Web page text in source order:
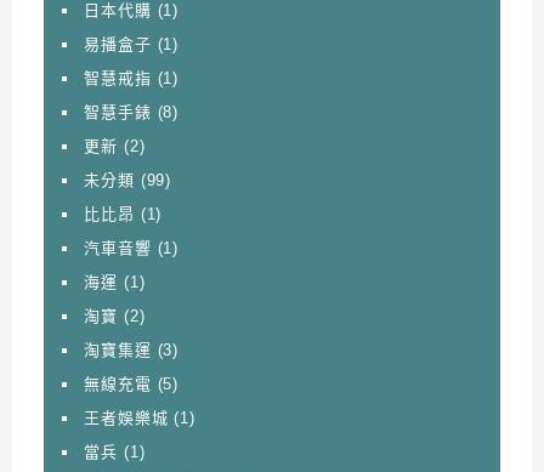
日本代購 (1)
易播盒子 (1)
智慧戒指 (1)
智慧手錶 (8)
更新 (2)
未分類 (99)
比比昂 (1)
汽車音響 (1)
海運 (1)
淘寶 (2)
淘寶集運 (3)
無線充電 (5)
王者娛樂城 (1)
當兵 (1)